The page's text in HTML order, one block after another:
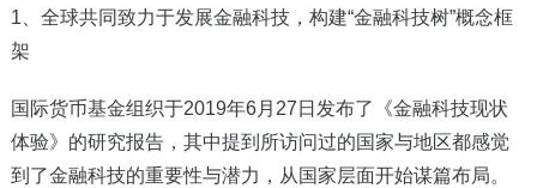
1 、全球共同致力于发展金融科技，构建“金融科技树”概念框
架
国际货币基金组织于2019年6月27日发布了《金融科技现状
体验》的研究报告，其中提到所访问过的国家与地区都感觉
到了金融科技的重要性与潜力，从国家层面开始谋篇布局。